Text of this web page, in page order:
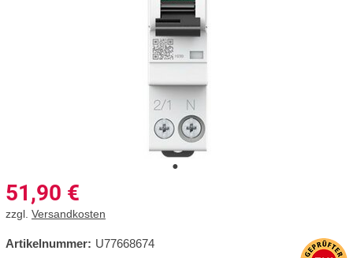
51,90 €
zzgl. Versandkosten
Artikelnummer: U77668674